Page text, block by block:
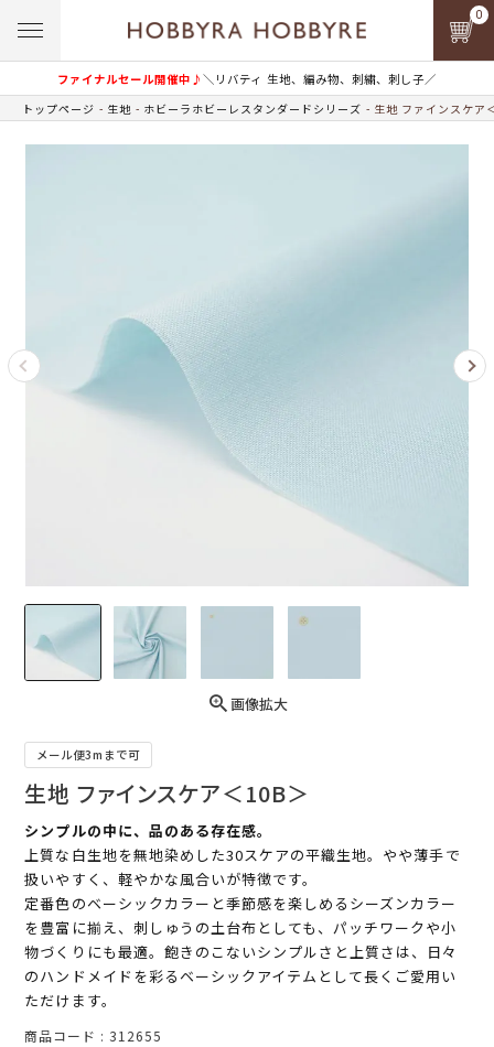
ファイナルセール開催中♪＼リバティ 生地、編み物、刺繍、刺し子／
0
トップページ 生地 ホビーラホビーレスタンダードシリーズ 生地 ファインスケア
画像拡大
メール便3mまで可
生地 ファインスケア＜10B＞
シンプルの中に、品のある存在感。
上質な白生地を無地染めした30スケアの平織生地。やや薄手で
扱いやすく、軽やかな風合いが特徴です。
定番色のベーシックカラーと季節感を楽しめるシーズンカラー
を豊富に揃え、刺しゅうの土台布としても、パッチワークや小
物づくりにも最適。飽きのこないシンプルさと上質さは、日々
のハンドメイドを彩るベーシックアイテムとして長くご愛用い
ただけます。
商品コード 312655